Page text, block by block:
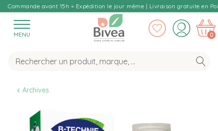
Commande avant 15h = Expédition le jour même | Livraison gratuite en
MENU 0
Archives